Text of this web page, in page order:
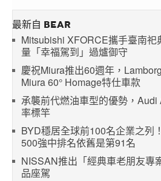
最新自 BEAR
Mitsubishi XFORCE攜手臺南祀
量「幸福駕到」過爐御守
慶祝Miura推出60週年，
Miura 60° Homage特仕車款
承襲前代燃油車型的優勢，
率標竿
BYD穩居全球前100名企業之列
500強中排名依舊是第91名
NISSAN推出「經典車老朋友專
品座駕